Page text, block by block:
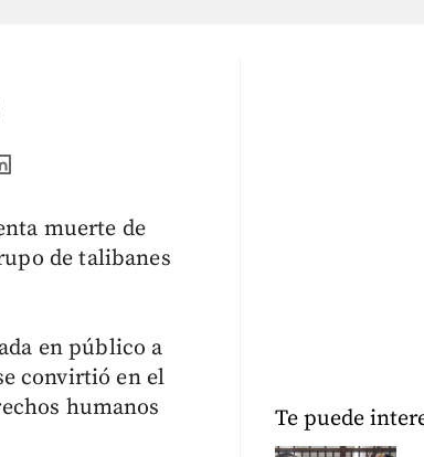
muerte de
de talibanes
en público a
convirtió en el
humanos
Te puede